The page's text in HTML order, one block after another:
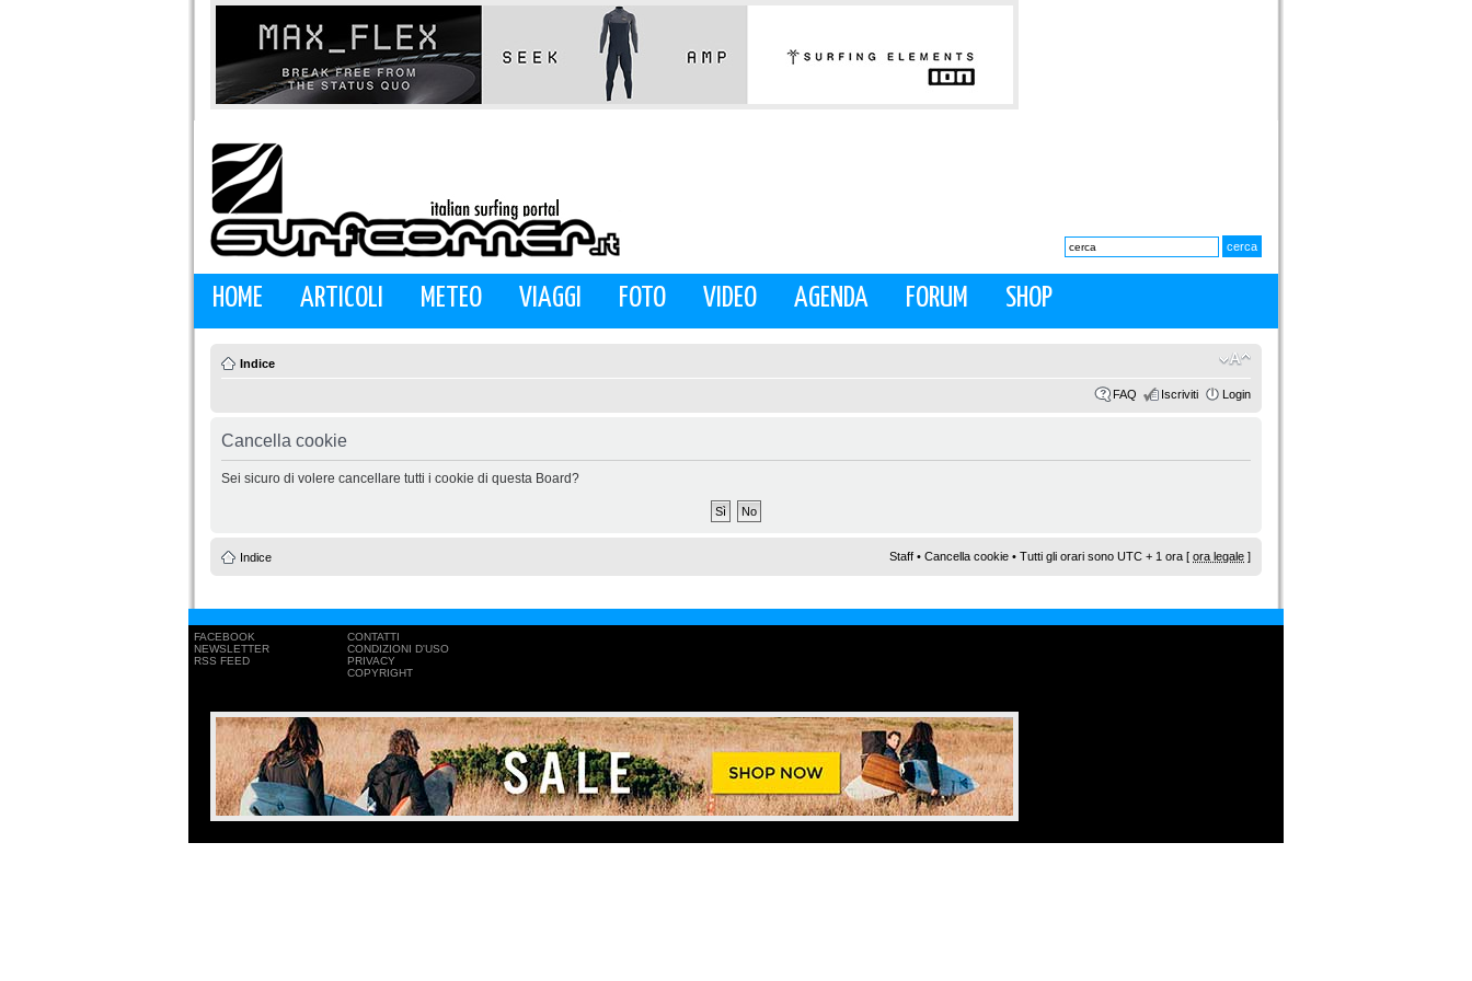
HOME ARTICOLI METEO VIAGGI FOTO VIDEO AGENDA FORUM SHOP
Indice
FAQ Iscriviti Login
Cancella cookie
Sei sicuro di volere cancellare tutti i cookie di questa Board?
Indice Staff • Cancella cookie • Tutti gli orari sono UTC + 1 ora [ ora legale ]
FACEBOOK
NEWSLETTER
RSS FEED
CONTATTI
CONDIZIONI D'USO
PRIVACY
COPYRIGHT